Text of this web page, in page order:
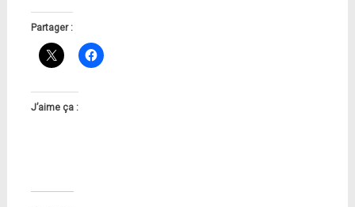
Partager :
J’aime ça :